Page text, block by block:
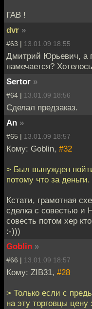
ГАВ !
dvr »
#63 | 13.01.09 18:55
Дмитрий Юрьевич, а
намечается?
Sertor »
#64 | 13.01.09 18:56
Сделал предзаказ.
An »
#65 | 13.01.09 18:57
Кому: Goblin, #32
> Был вынужден
потому что за деньги.
Кстати, грамотная
сделка с совестью и
совесть потом хер
:-)))
Goblin »
#66 | 13.01.09 18:57
Кому: ZIB31, #28
> Только если с
на эту торговцы цену